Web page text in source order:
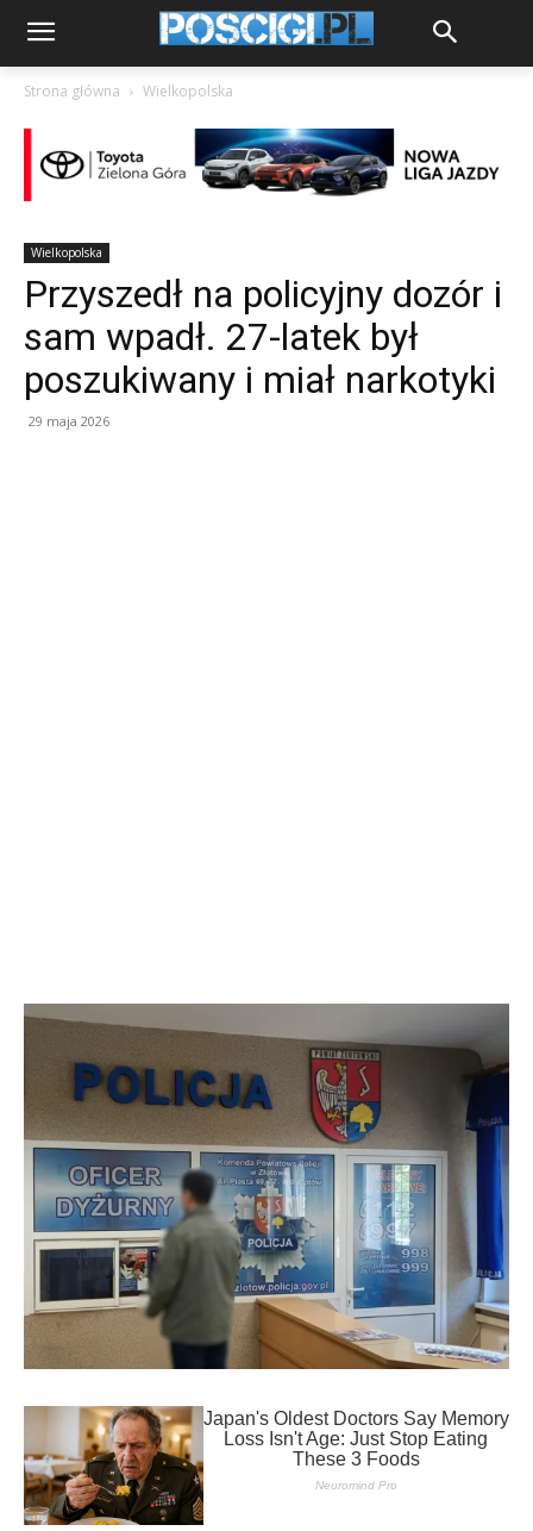
Strona główna Wielkopolska
Wielkopolska
Przyszedł na policyjny dozór i
sam wpadł. 27-latek był
poszukiwany i miał narkotyki
29 maja 2026